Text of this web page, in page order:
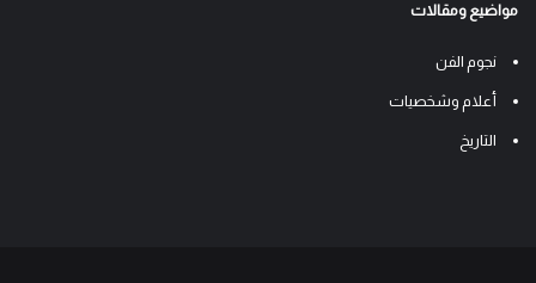
مواضيع ومقالات
نجوم الفن
أعلام وشخصيات
التاريخ